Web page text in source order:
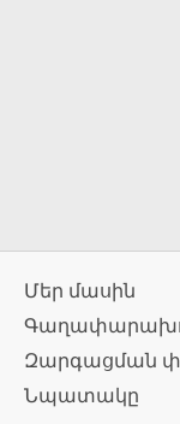
Մեր մասին
Զարգացման
Նպատակը